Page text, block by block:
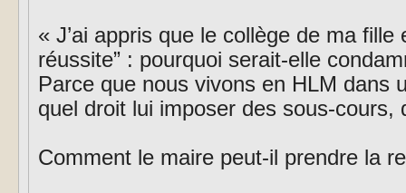
« J’ai appris que le collège de ma fille
réussite” : pourquoi serait-elle
Parce que nous vivons en HLM dans
quel droit lui imposer des sous-cours,
Comment le maire peut-il prendre la